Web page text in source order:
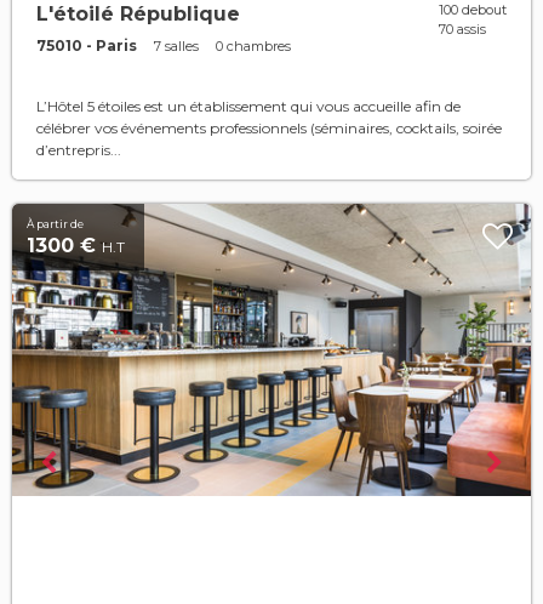
L'étoilé République
75010 - Paris 7 salles 0 chambres
100 debout
70 assis
L’Hôtel 5 étoiles est un établissement qui vous accueille afin de
célébrer vos événements professionnels (séminaires, cocktails, soirée
d’entrepris...
À partir de
1300 €H.T